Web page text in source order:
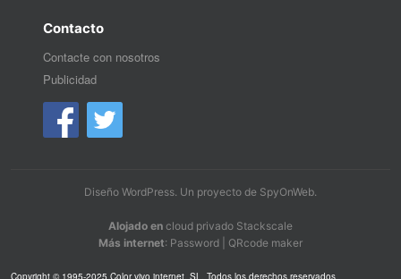
Contacto
Contacte con nosotros
Publicidad
Diseño WordPress. Un proyecto de SpyOnWeb.
Alojado en cloud privado Stackscale
Más internet: Password QRcode maker
Copyright © 1995-2025 Color vivo internet, SL. Todos los derechos reservados